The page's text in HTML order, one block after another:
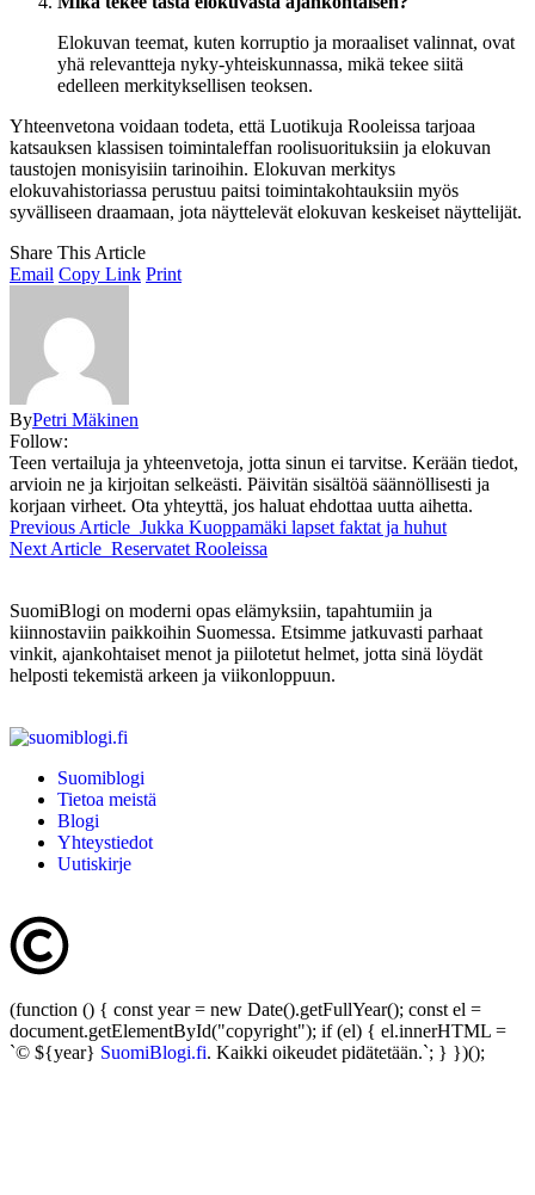
Elokuvan teemat, kuten korruptio ja moraaliset valinnat, ovat
yhä relevantteja nyky-yhteiskunnassa, mikä tekee siitä
edelleen merkityksellisen teoksen.
Yhteenvetona voidaan todeta, että Luotikuja Rooleissa tarjoaa
katsauksen klassisen toimintaleffan roolisuorituksiin ja elokuvan
taustojen monisyisiin tarinoihin. Elokuvan merkitys
elokuvahistoriassa perustuu paitsi toimintakohtauksiin myös
syvälliseen draamaan, jota näyttelevät elokuvan keskeiset näyttelijät.
Share This Article
Email Copy Link Print
ByPetri Mäkinen
Follow:
Teen vertailuja ja yhteenvetoja, jotta sinun ei tarvitse. Kerään tiedot,
arvioin ne ja kirjoitan selkeästi. Päivitän sisältöä säännöllisesti ja
korjaan virheet. Ota yhteyttä, jos haluat ehdottaa uutta aihetta.
Previous Article Jukka Kuoppamäki lapset faktat ja huhut
Next Article Reservatet Rooleissa
SuomiBlogi on moderni opas elämyksiin, tapahtumiin ja
kiinnostaviin paikkoihin Suomessa. Etsimme jatkuvasti parhaat
vinkit, ajankohtaiset menot ja piilotetut helmet, jotta sinä löydät
helposti tekemistä arkeen ja viikonloppuun.
Suomiblogi
Tietoa meistä
Blogi
Yhteystiedot
Uutiskirje
(function () { const year = new Date().getFullYear(); const el =
document.getElementById("copyright"); if (el) { el.innerHTML =
`© ${year} SuomiBlogi.fi. Kaikki oikeudet pidätetään.`; } })();